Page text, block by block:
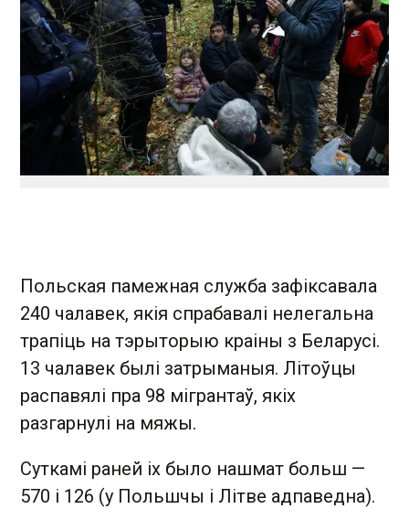
Польская памежная служба зафіксавала
240 чалавек, якія спрабавалі нелегальна
трапіць на тэрыторыю краіны з Беларусі.
13 чалавек былі затрыманыя. Літоўцы
распавялі пра 98 мігрантаў, якіх
разгарнулі на мяжы.
Суткамі раней іх было нашмат больш —
570 і 126 (у Польшчы і Літве адпаведна).